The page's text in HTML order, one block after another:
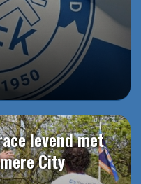
levend met
City